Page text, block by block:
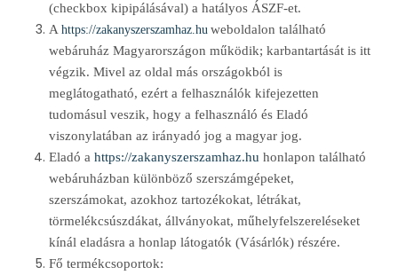
(checkbox kipipálásával) a hatályos ÁSZF-et.
A https://zakanyszerszamhaz.hu weboldalon található
webáruház Magyarországon működik; karbantartását is itt
végzik. Mivel az oldal más országokból is
meglátogatható, ezért a felhasználók kifejezetten
tudomásul veszik, hogy a felhasználó és Eladó
viszonylatában az irányadó jog a magyar jog.
Eladó a https://zakanyszerszamhaz.hu honlapon található
webáruházban különböző szerszámgépeket,
szerszámokat, azokhoz tartozékokat, létrákat,
törmelékcsúszdákat, állványokat, műhelyfelszereléseket
kínál eladásra a honlap látogatók (Vásárlók) részére.
Fő termékcsoportok: